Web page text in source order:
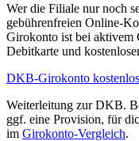
Wer die Filiale nur noch
gebührenfreien Online-
Girokonto ist bei aktivem
Debitkarte und
DKB-Girokonto
Weiterleitung zur DKB.
ggf. eine Provision, für
im Girokonto-Vergleich.